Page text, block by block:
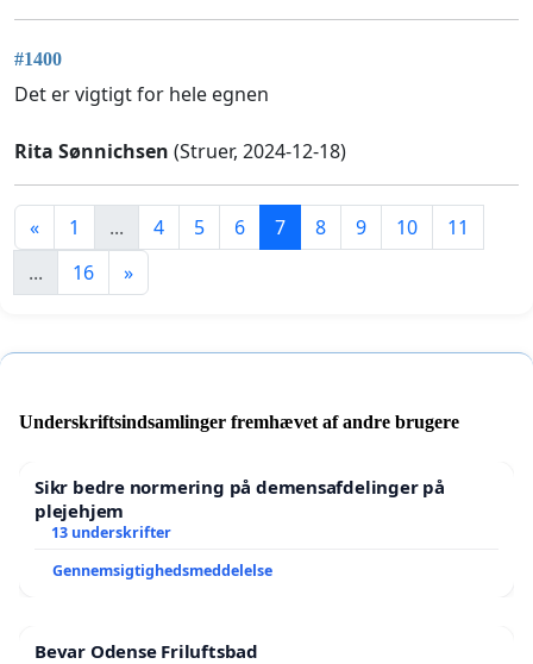
#1400
Det er vigtigt for hele egnen
Rita Sønnichsen (Struer, 2024-12-18)
« 1 ... 4 5 6 7 8 9 10
11
...
16 »
Underskriftsindsamlinger fremhævet af andre brugere
Sikr bedre normering på demensafdelinger på
plejehjem
13 underskrifter
Gennemsigtighedsmeddelelse
Bevar Odense Friluftsbad